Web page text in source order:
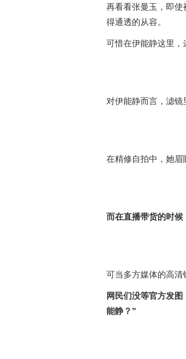
再看看张曼玉，即
得通透的从容。
可惜在伊能静这里，
对伊能静而言，滤镜
在精修自拍中，她眉
而在直播带货的时候
可当多方媒体的高清
网民们没等官方发
能静？”